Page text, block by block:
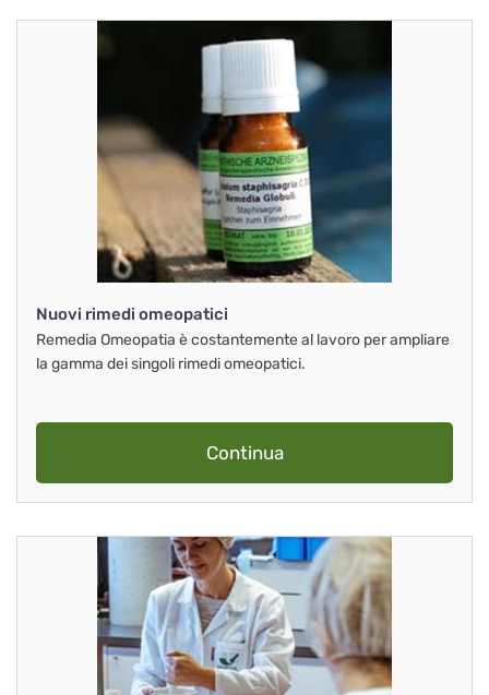
Nuovi rimedi omeopatici
Remedia Omeopatia è costantemente al lavoro per ampliare
la gamma dei singoli rimedi omeopatici.
Continua